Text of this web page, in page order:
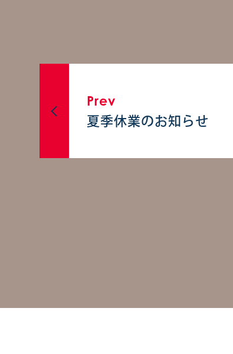
Prev
夏季休業のお知らせ